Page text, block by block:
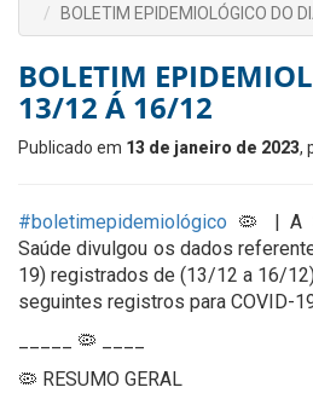
BOLETIM EPIDEMIOLÓGICO DO
BOLETIM
13/12 Á 16/12
Publicado em 13 de janeiro de 2023,
#boletimepidemiológico 🦠 | A
Saúde divulgou os dados
19) registrados de (13/12 a 16/
seguintes registros para COVID-
_____ 🦠 ____
🦠 RESUMO GERAL